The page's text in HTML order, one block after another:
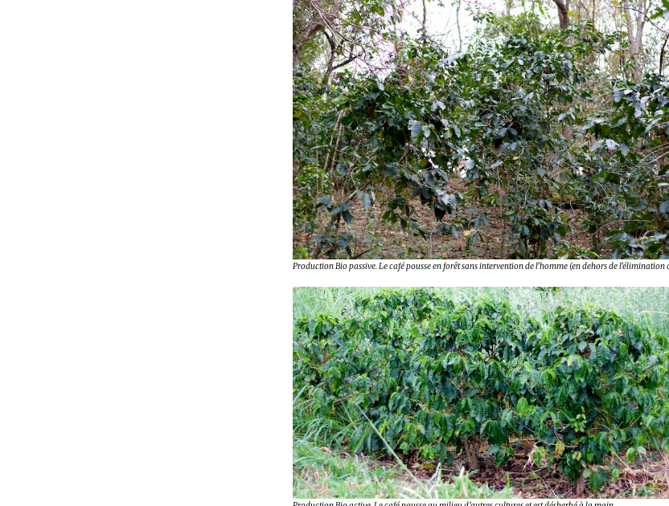
Production Bio passive. Le café pousse en forêt sans intervention de l’homme (en dehors de l’élimination